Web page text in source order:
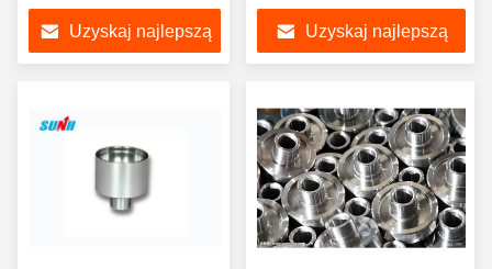
prototypowaniem
Uzyskaj najlepszą
Dostosowane OEM
Uzyskaj najlepszą